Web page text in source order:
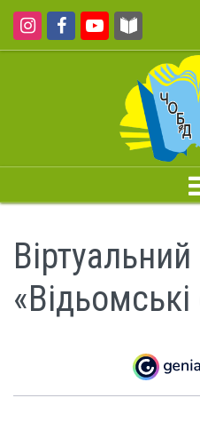
Віртуальний